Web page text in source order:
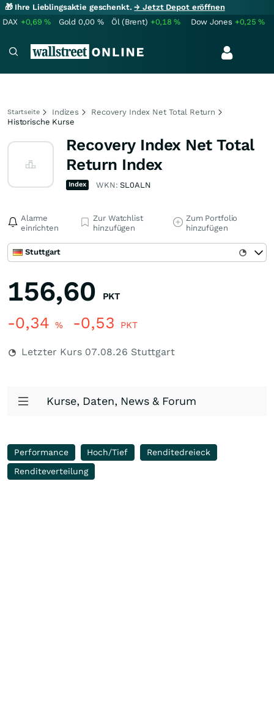
🎁 Ihre Lieblingsaktie geschenkt.→ Jetzt Depot eröffnen
DAX +0,69% Gold 0,00 % Öl (Brent) +0,18% Dow Jones +0,25%
Startseite Indizes
Recovery Index Net Total Return
Historische Kurse
Recovery Index Net Total
Return Index
Index WKN:SL0ALN
Alarme
einrichten
Zur Watchlist
hinzufügen
Zum Portfolio
hinzufügen
Stuttgart
156,60 PKT
-0,34 % -0,53 PKT
Letzter Kurs 07.08.26 Stuttgart
Kurse, Daten, News & Forum
Performance Hoch/Tief
Renditedreieck
Renditeverteilung